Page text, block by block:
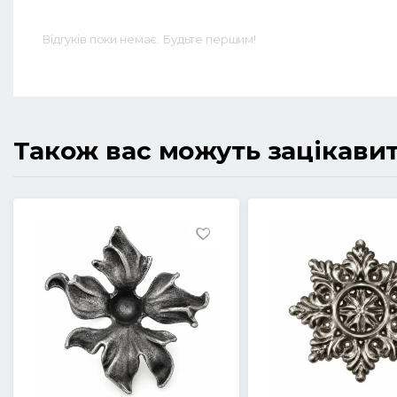
Відгуків поки немає. Будьте першим!
Також вас можуть